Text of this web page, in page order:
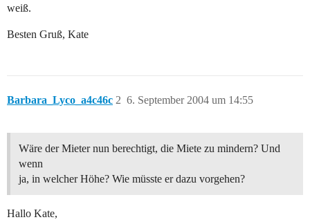
weiß.
Besten Gruß, Kate
Barbara_Lyco_a4c46c 6. September 2004 um 14:55
2
Wäre der Mieter nun berechtigt, die Miete zu mindern? Und
wenn
ja, in welcher Höhe? Wie müsste er dazu vorgehen?
Hallo Kate,